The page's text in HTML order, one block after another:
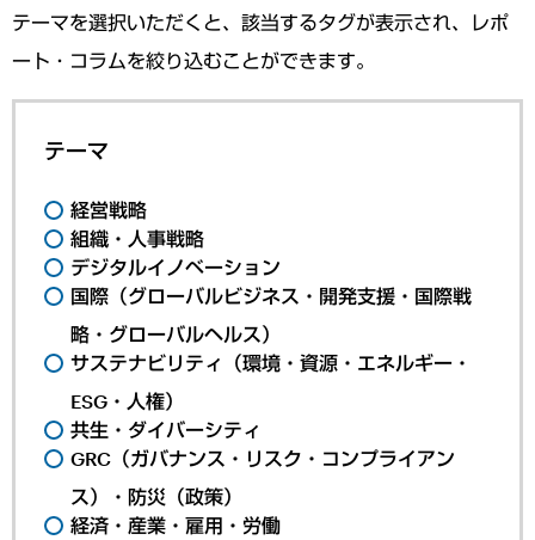
テーマを選択いただくと、該当するタグが表示され、レポ
ート・コラムを絞り込むことができます。
テーマ
経営戦略
組織・人事戦略
デジタルイノベーション
国際（グローバルビジネス・開発支援・国際戦
略・グローバルヘルス）
サステナビリティ（環境・資源・エネルギー・
ESG・人権）
共生・ダイバーシティ
GRC（ガバナンス・リスク・コンプライアン
ス）・防災（政策）
経済・産業・雇用・労働